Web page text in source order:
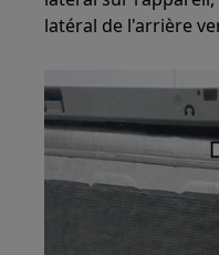
latéral de l'arrière